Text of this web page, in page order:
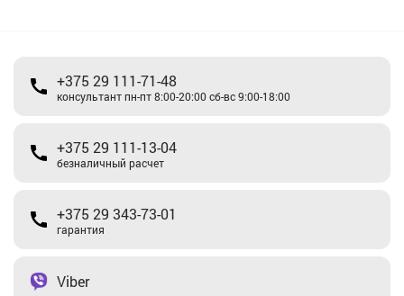
+375 29 111-71-48
консультант пн-пт 8:00-20:00 сб-вс 9:00-18:00
+375 29 111-13-04
безналичный расчет
+375 29 343-73-01
гарантия
Viber